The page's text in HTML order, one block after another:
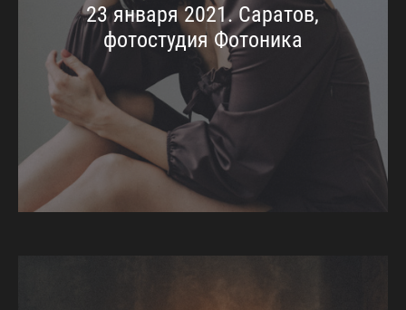
23 января 2021. Саратов,
фотостудия Фотоника